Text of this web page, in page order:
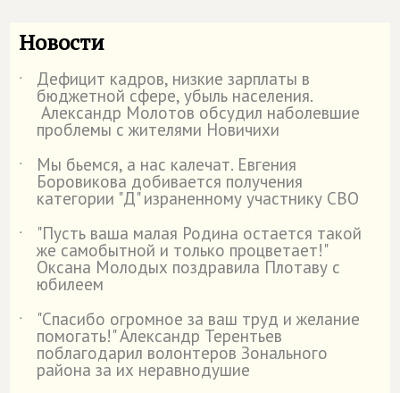
Новости
˙ Дефицит кадров, низкие зарплаты в
бюджетной сфере, убыль населения.
Александр Молотов обсудил наболевшие
проблемы с жителями Новичихи
˙
Мы бьемся, а нас калечат. Евгения
Боровикова добивается получения
категории "Д" израненному участнику СВО
˙
"Пусть ваша малая Родина остается такой
же самобытной и только процветает!"
Оксана Молодых поздравила Плотаву с
юбилеем
˙
"Спасибо огромное за ваш труд и желание
помогать!" Александр Терентьев
поблагодарил волонтеров Зонального
района за их неравнодушие